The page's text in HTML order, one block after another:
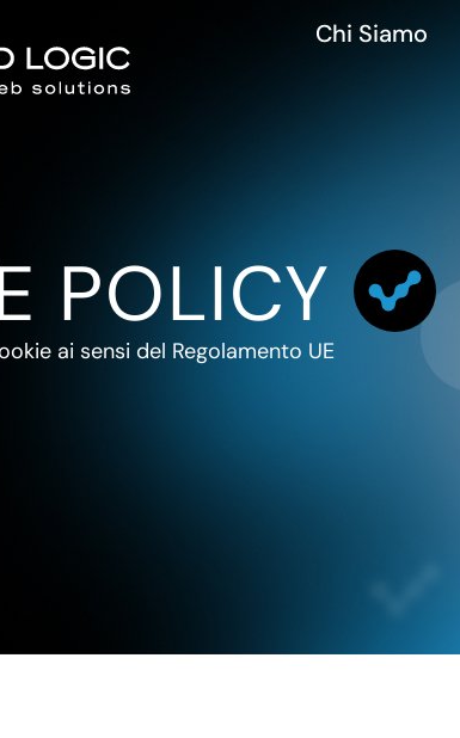
Chi Siamo
POLICY
ai sensi del Regolamento UE